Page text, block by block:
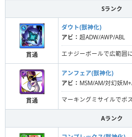
Sランク
貫通
ダウト(獣神化)
アビ： 超ADW/AWP/ABL
エナジーボールで広範囲
貫通
アンフェア(獣神化)
アビ： MSM/AM/対幻妖
マーキングミサイルでボ
Aランク